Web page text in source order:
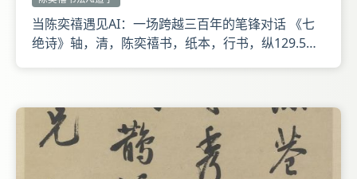
当陈奕禧遇见AI：一场跨越三百年的笔锋对话 《七
绝诗》轴，清，陈奕禧书，纸本，行书，纵129.5厘
答》。 陈奕禧书取法晋人，功力精湛，加之学养深
厚，故小楷精稳，大